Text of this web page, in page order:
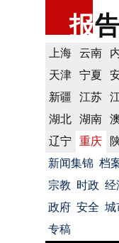
报
上海 云南
天津
宁夏
新疆
江苏
湖北
湖南
辽宁
重庆
新闻集锦 档
宗教 时政 经
政府 安全 城
专稿